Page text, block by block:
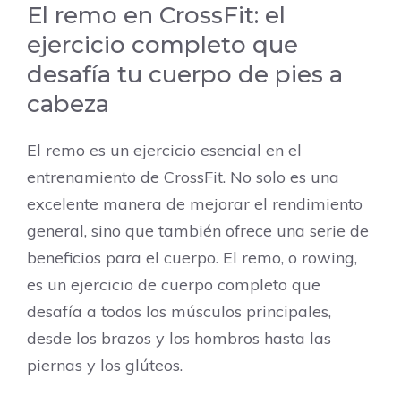
El remo en CrossFit: el
ejercicio completo que
desafía tu cuerpo de pies a
cabeza
El remo es un ejercicio esencial en el
entrenamiento de CrossFit. No solo es una
excelente manera de mejorar el rendimiento
general, sino que también ofrece una serie de
beneficios para el cuerpo. El remo, o rowing,
es un ejercicio de cuerpo completo que
desafía a todos los músculos principales,
desde los brazos y los hombros hasta las
piernas y los glúteos.